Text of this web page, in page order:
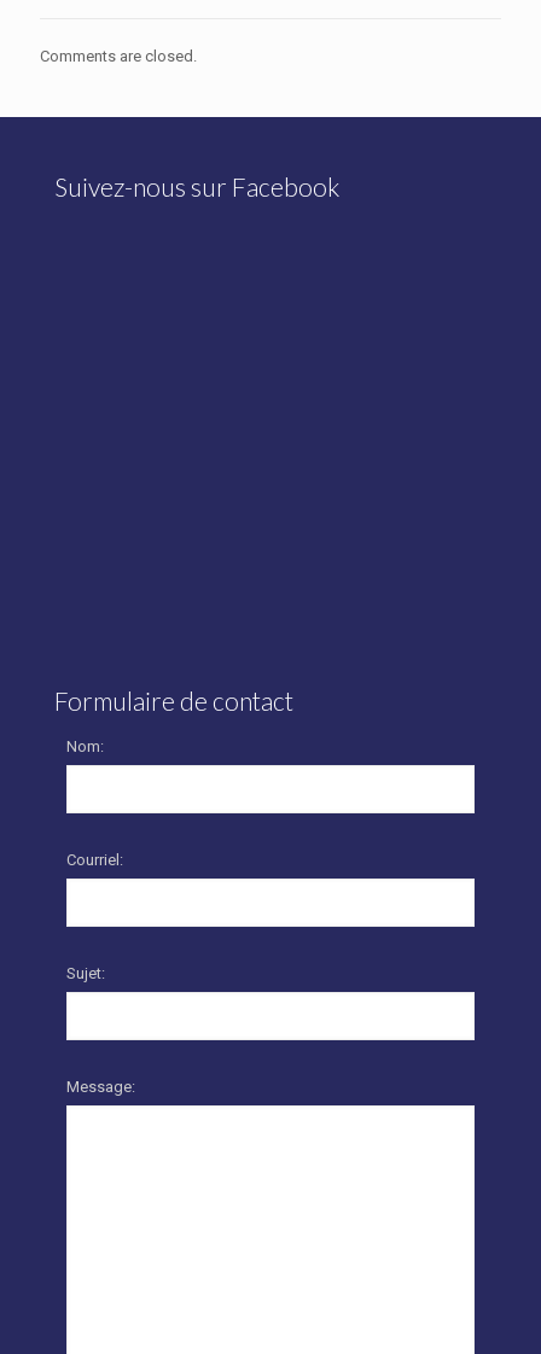
Comments are closed.
Suivez-nous sur Facebook
Formulaire de contact
Nom:
Courriel:
Sujet:
Message: